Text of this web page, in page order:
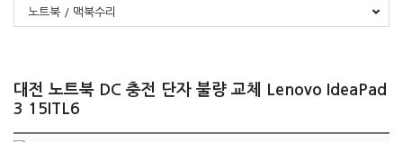
노트북 / 맥북수리
대전 노트북 DC 충전 단자 불량 교체 Lenovo IdeaPad
3 15ITL6